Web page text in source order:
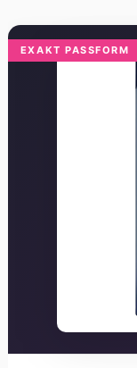
EXAKT PASSFORM